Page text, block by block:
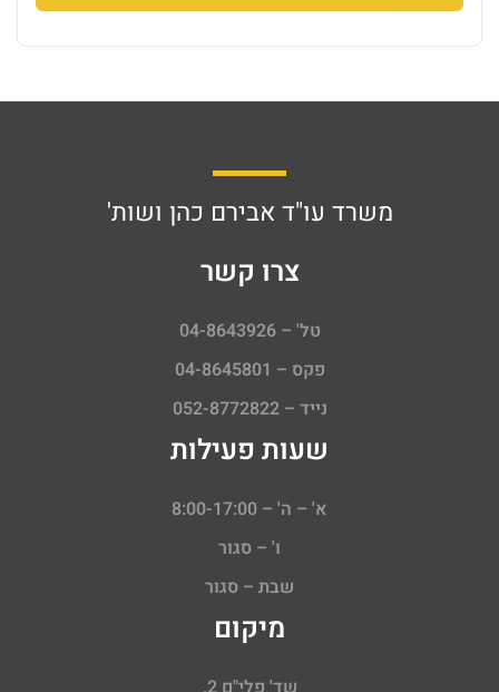
משרד עו"ד אבירם כהן ושות'
צרו קשר
טל' – 04-8643926
פקס – 04-8645801
נייד – 052-8772822
שעות פעילות
א' – ה' – 8:00-17:00
ו' – סגור
שבת – סגור
מיקום